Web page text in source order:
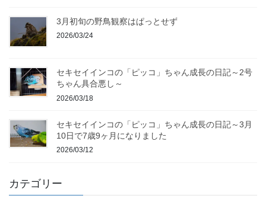
3月初旬の野鳥観察はぱっとせず
2026/03/24
セキセイインコの「ピッコ」ちゃん成長の日記～2号
ちゃん具合悪し～
2026/03/18
セキセイインコの「ピッコ」ちゃん成長の日記～3月
10日で7歳9ヶ月になりました
2026/03/12
カテゴリー